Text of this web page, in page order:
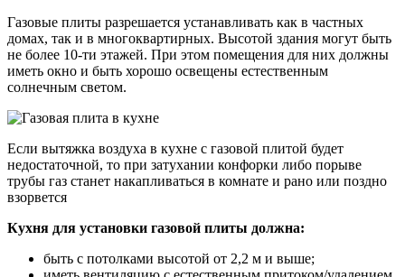
Газовые плиты разрешается устанавливать как в частных
домах, так и в многоквартирных. Высотой здания могут быть
не более 10-ти этажей. При этом помещения для них должны
иметь окно и быть хорошо освещены естественным
солнечным светом.
Если вытяжка воздуха в кухне с газовой плитой будет
недостаточной, то при затухании конфорки либо порыве
трубы газ станет накапливаться в комнате и рано или поздно
взорвется
Кухня для установки газовой плиты должна:
быть с потолками высотой от 2,2 м и выше;